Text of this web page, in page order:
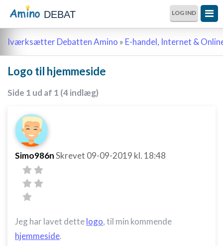
DEBAT LOG IND
Iværksætter Debatten Amino » E-handel, Internet &
Logo til hjemmeside
Side 1 ud af 1 (4 indlæg)
Simo986nSkrevet 09-09-2019 kl. 18:48
Jeg har lavet dettelogo, til min kommende
hjemmeside.